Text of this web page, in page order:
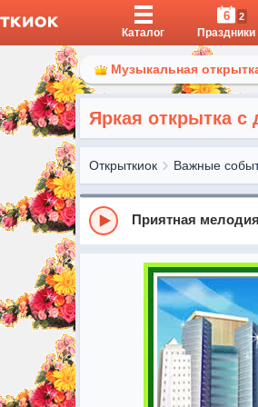
Каталог
6 2
Праздники
Музыкальная
Яркая открытка с
Открыткиок Важные
Приятная